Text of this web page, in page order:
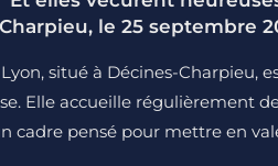
le 25 septembre
situé à Décines-Charpieu,
Elle accueille régulièrement
cadre pensé pour mettre en